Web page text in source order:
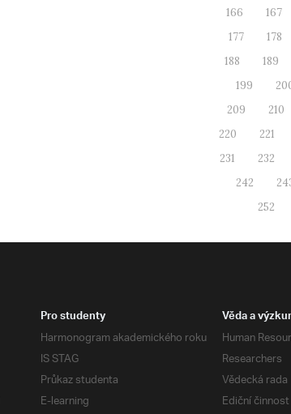
166
167
177
178
188
189
199
209
210
220
221
231
232
242
252
Pro studenty
Harmonogram akademického roku
IS STAG
Průkaz studenta
E-learning
Věda a
Human
Researchers
Vědecká rada
Ediční činnost